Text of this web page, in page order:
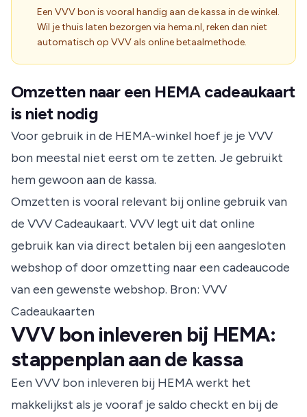
Een VVV bon is vooral handig aan de kassa in de winkel.
Wil je thuis laten bezorgen via hema.nl, reken dan niet
automatisch op VVV als online betaalmethode.
Omzetten naar een HEMA cadeaukaart
is niet nodig
Voor gebruik in de HEMA-winkel hoef je je VVV
bon meestal niet eerst om te zetten. Je gebruikt
hem gewoon aan de kassa.
Omzetten is vooral relevant bij online gebruik van
de VVV Cadeaukaart. VVV legt uit dat online
gebruik kan via direct betalen bij een aangesloten
webshop of door omzetting naar een cadeaucode
van een gewenste webshop. Bron: VVV
Cadeaukaarten
VVV bon inleveren bij HEMA:
stappenplan aan de kassa
Een VVV bon inleveren bij HEMA werkt het
makkelijkst als je vooraf je saldo checkt en bij de